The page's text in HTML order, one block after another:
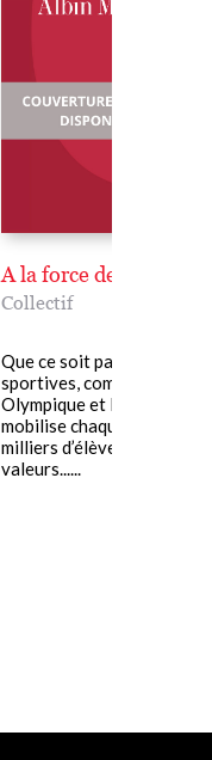
A la force des mots
Collectif
Que ce soit par les
sportives, comme la
Olympique et
mobilise chaque année des
milliers d’élèves autour des
valeurs......